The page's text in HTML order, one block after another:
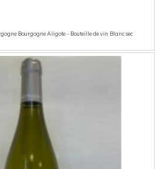
Bourgogne Aligote - Bouteille de vin Blanc sec